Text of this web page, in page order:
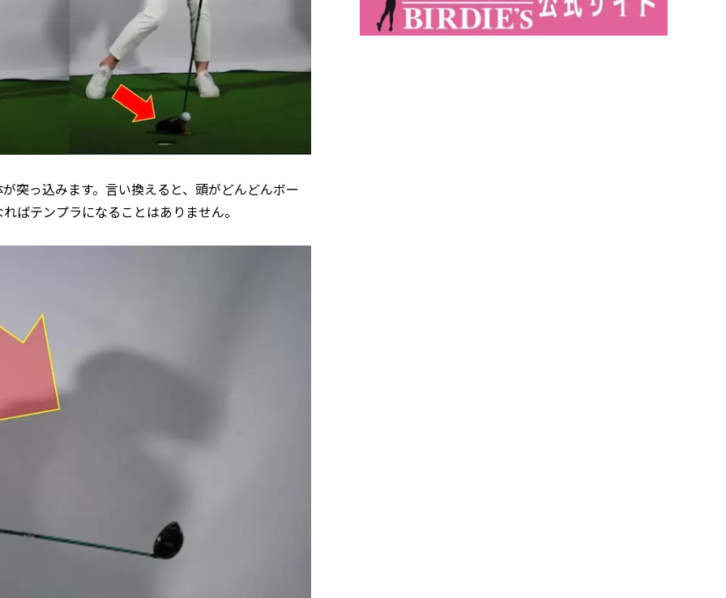
突っ込みます。言い換えると、頭がどんどんボー
ばテンプラになることはありません。